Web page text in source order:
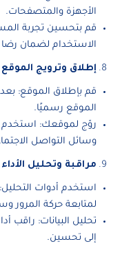
الأجهزة والمتصفحات.
قم بتحسين تجربة
الاستخدام لضمان رضا
إطلاق وترويج الموقع
قم بإطلاق الموقع: بعد
الموقع رسميًا.
روّج لموقعك: استخدم
وسائل التواصل
مراقبة وتحليل الأداء
لمتابعة حركة المرور
تحليل البيانات: راقب
إلى تحسين.